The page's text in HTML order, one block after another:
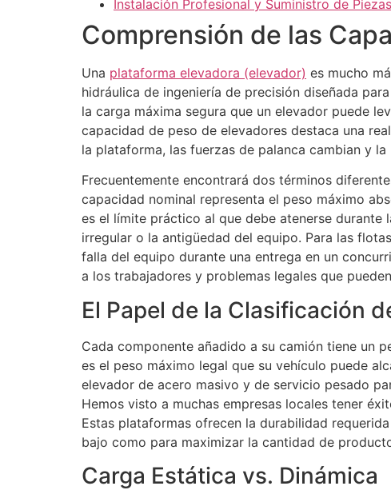
Instalación Profesional y Suministro de
Comprensión de las
Una plataforma elevadora (elevador) es mucho
hidráulica de ingeniería de precisión diseñada
la carga máxima segura que un elevador puede
capacidad de peso de elevadores destaca una
la plataforma, las fuerzas de palanca cambian y
Frecuentemente encontrará dos términos
capacidad nominal representa el peso máximo
es el límite práctico al que debe atenerse
irregular o la antigüedad del equipo. Para las
falla del equipo durante una entrega en un
a los trabajadores y problemas legales que
El Papel de la Clasificación
Cada componente añadido a su camión tiene un
es el peso máximo legal que su vehículo puede
elevador de acero masivo y de servicio pesado
Hemos visto a muchas empresas locales tener
Estas plataformas ofrecen la durabilidad
bajo como para maximizar la cantidad de
Carga Estática vs. Dinámica